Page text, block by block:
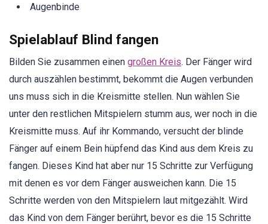
Augenbinde
Spielablauf Blind fangen
Bilden Sie zusammen einen großen Kreis. Der Fänger wird
durch auszählen bestimmt, bekommt die Augen verbunden
uns muss sich in die Kreismitte stellen. Nun wählen Sie
unter den restlichen Mitspielern stumm aus, wer noch in die
Kreismitte muss. Auf ihr Kommando, versucht der blinde
Fänger auf einem Bein hüpfend das Kind aus dem Kreis zu
fangen. Dieses Kind hat aber nur 15 Schritte zur Verfügung
mit denen es vor dem Fänger ausweichen kann. Die 15
Schritte werden von den Mitspielern laut mitgezählt. Wird
das Kind von dem Fänger berührt, bevor es die 15 Schritte